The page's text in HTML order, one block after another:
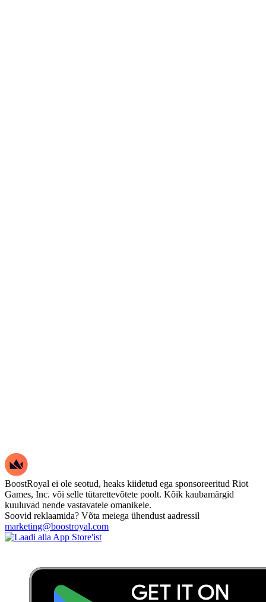
BoostRoyal ei ole seotud, heaks kiidetud ega sponsoreeritud Riot
Games, Inc. või selle tütarettevõtete poolt. Kõik kaubamärgid
kuuluvad nende vastavatele omanikele.
Soovid reklaamida? Võta meiega ühendust aadressil
marketing@boostroyal.com